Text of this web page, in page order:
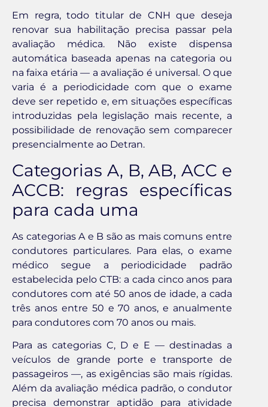
Em regra, todo titular de CNH que deseja
renovar sua habilitação precisa passar pela
avaliação médica. Não existe dispensa
automática baseada apenas na categoria ou
na faixa etária — a avaliação é universal. O que
varia é a periodicidade com que o exame
deve ser repetido e, em situações específicas
introduzidas pela legislação mais recente, a
possibilidade de renovação sem comparecer
presencialmente ao Detran.
Categorias A, B, AB, ACC e
ACCB: regras específicas
para cada uma
As categorias A e B são as mais comuns entre
condutores particulares. Para elas, o exame
médico segue a periodicidade padrão
estabelecida pelo CTB: a cada cinco anos para
condutores com até 50 anos de idade, a cada
três anos entre 50 e 70 anos, e anualmente
para condutores com 70 anos ou mais.
Para as categorias C, D e E — destinadas a
veículos de grande porte e transporte de
passageiros —, as exigências são mais rígidas.
Além da avaliação médica padrão, o condutor
precisa demonstrar aptidão para atividade